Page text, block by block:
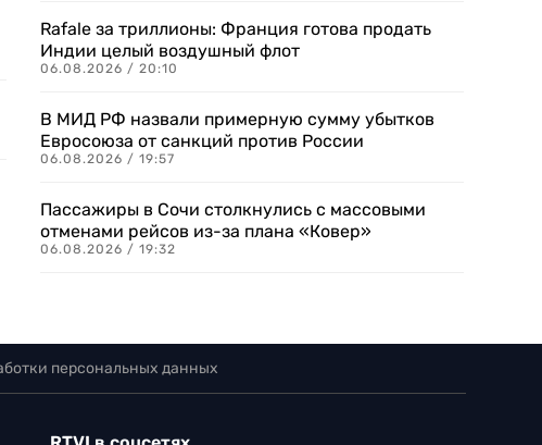
Rafale за триллионы: Франция готова продать
Индии целый воздушный флот
06.08.2026 / 20:10
В МИД РФ назвали примерную сумму убытков
Евросоюза от санкций против России
06.08.2026 / 19:57
Пассажиры в Сочи столкнулись с массовыми
отменами рейсов из-за плана «Ковер»
06.08.2026 / 19:32
персональных данных